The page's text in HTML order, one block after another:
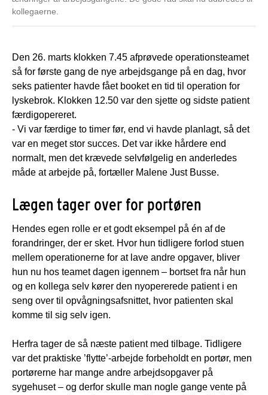
kollegaerne.
Den 26. marts klokken 7.45 afprøvede operationsteamet
så for første gang de nye arbejdsgange på en dag, hvor
seks patienter havde fået booket en tid til operation for
lyskebrok. Klokken 12.50 var den sjette og sidste patient
færdigopereret.
- Vi var færdige to timer før, end vi havde planlagt, så det
var en meget stor succes. Det var ikke hårdere end
normalt, men det krævede selvfølgelig en anderledes
måde at arbejde på, fortæller Malene Just Busse.
Lægen tager over for portøren
Hendes egen rolle er et godt eksempel på én af de
forandringer, der er sket. Hvor hun tidligere forlod stuen
mellem operationerne for at lave andre opgaver, bliver
hun nu hos teamet dagen igennem – bortset fra når hun
og en kollega selv kører den nyopererede patient i en
seng over til opvågningsafsnittet, hvor patienten skal
komme til sig selv igen.
Herfra tager de så næste patient med tilbage. Tidligere
var det praktiske ’flytte’-arbejde forbeholdt en portør, men
portørerne har mange andre arbejdsopgaver på
sygehuset – og derfor skulle man nogle gange vente på